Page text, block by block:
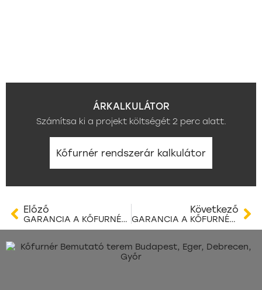
ÁRKALKULÁTOR
Számítsa ki a projekt költségét 2 perc alatt.
Kőfurnér rendszerár kalkulátor
Előző
GARANCIA A KŐFURNÉR BURKOLATOKNÁL – MIRE SZÓL VALÓJÁBAN, ÉS MIKOR ÉRVÉNYESÍTHETŐ? I. RÉSZ
Következő
GARANCIA A KŐFURNÉR BURKOLATOKNÁL – MIRE SZÓL VALÓJÁBAN, ÉS MIKOR ÉRVÉNYESÍTHETŐ? II. RÉSZ